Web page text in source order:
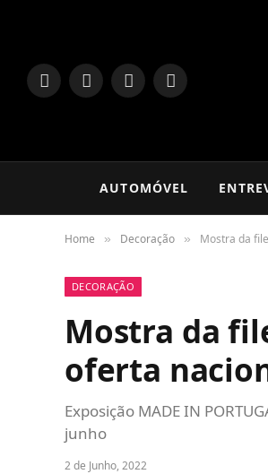
LinkedInFacebookInstagram
TikTok
AUTOMÓVEL
Home » Decoração » Mostra da
DECORAÇÃO
Mostra da
oferta
Exposição MADE IN
junho
2 de Junho, 2022